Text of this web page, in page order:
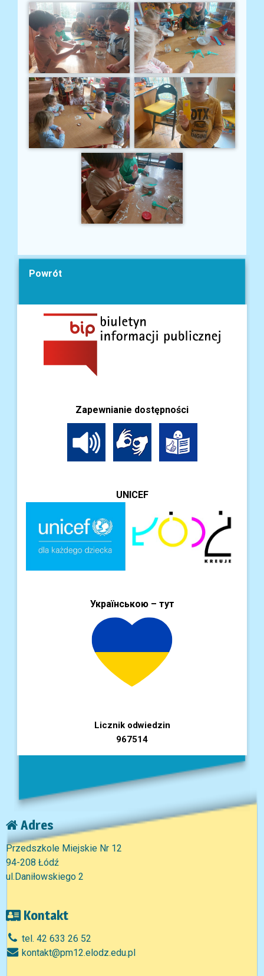
Powrót
Zapewnianie dostępności
UNICEF
Українською – тут
Licznik odwiedzin
967514
Adres
Przedszkole Miejskie Nr 12
94-208 Łódź
ul.Daniłowskiego 2
Kontakt
tel. 42 633 26 52
kontakt@pm12.elodz.edu.pl